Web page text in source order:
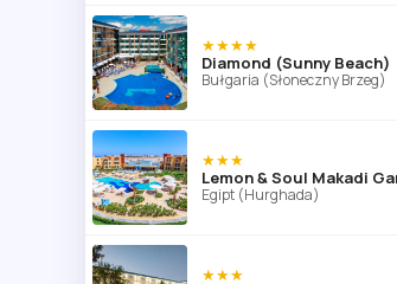
★★★★
Diamond (Sunny Beach)
Bułgaria (Słoneczny Brzeg)
★★★
Egipt (Hurghada)
★★★